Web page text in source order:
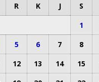
R K J S
1
5 6 7 8
12 13 14 15